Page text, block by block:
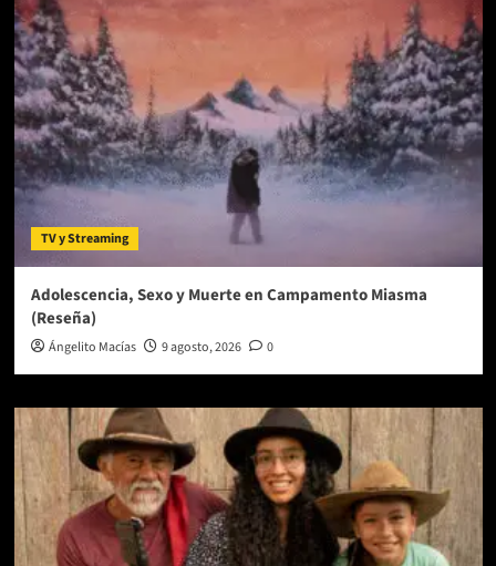
entra
al
mundo
de
las
plataformas
digitales
TV y Streaming
Adolescencia, Sexo y Muerte en Campamento Miasma
(Reseña)
Ángelito Macías 9 agosto, 2026 0